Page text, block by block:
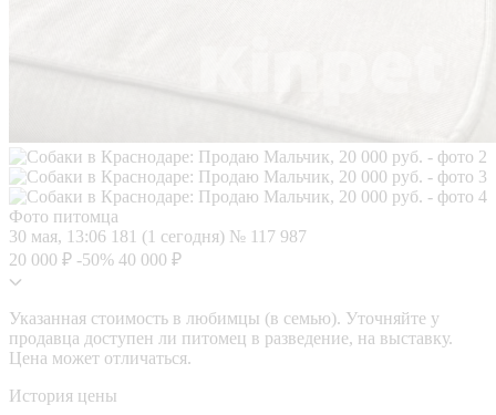
Фото питомца
30 мая, 13:06 181 (1 сегодня) № 117 987
20 000 ₽ -50% 40 000 ₽
Указанная стоимость в любимцы (в семью). Уточняйте у
продавца доступен ли питомец в разведение, на выставку.
Цена может отличаться.
История цены